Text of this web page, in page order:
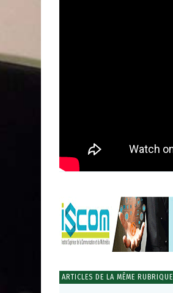
ARTICLES DE LA MÊME RUBRIQUE